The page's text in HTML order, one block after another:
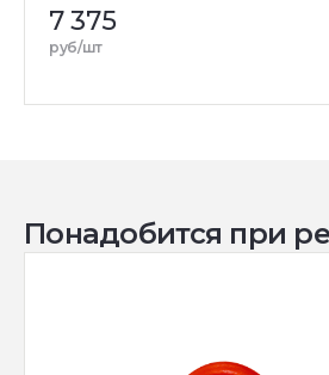
7 375
руб/шт
Понадобится при